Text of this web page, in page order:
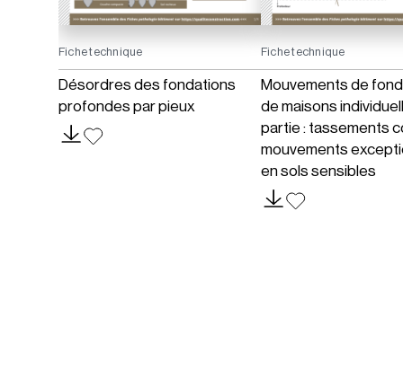
Fiche technique
Désordres des fondations
profondes par pieux
Fiche technique
Mouvements de
de maisons
partie : tassements
mouvements
en sols sensibles